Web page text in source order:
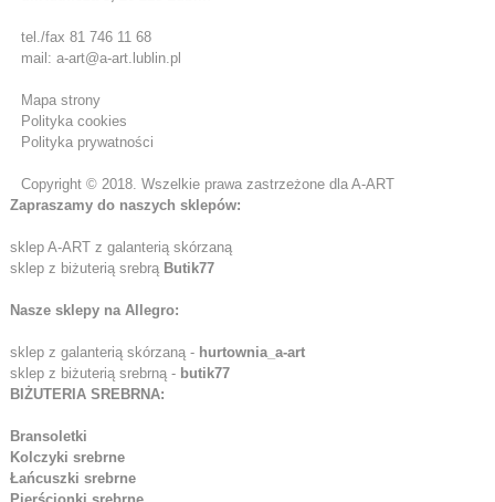
tel./fax 81 746 11 68
mail: a-art@a-art.lublin.pl
Mapa strony
Polityka cookies
Polityka prywatności
Copyright © 2018. Wszelkie prawa zastrzeżone dla A-ART
Zapraszamy do naszych sklepów:
sklep A-ART z galanterią skórzaną
sklep z biżuterią srebrą Butik77
Nasze sklepy na Allegro:
sklep z galanterią skórzaną - hurtownia_a-art
sklep z biżuterią srebrną - butik77
BIŻUTERIA SREBRNA:
Bransoletki
Kolczyki srebrne
Łańcuszki srebrne